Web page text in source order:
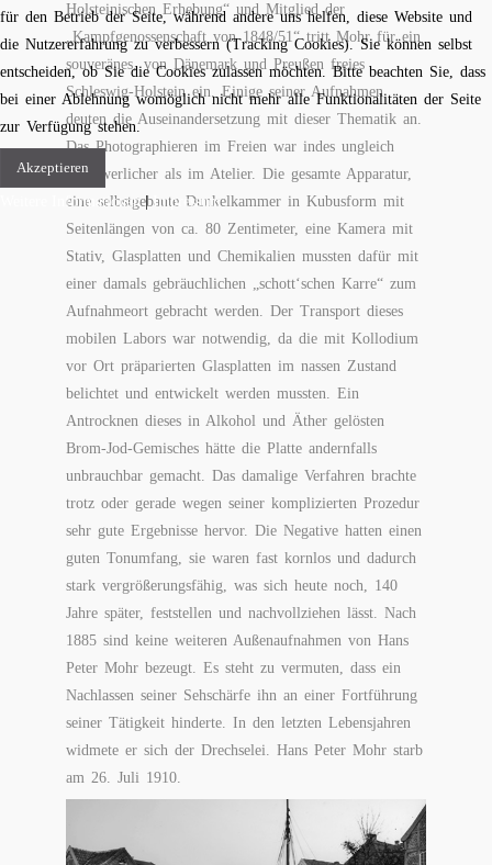
Holsteinischen Erhebung“ und Mitglied der
„Kampfgenossenschaft von 1848/51“ tritt Mohr für ein
souveränes, von Dänemark und Preußen freies
Schleswig-Holstein ein. Einige seiner Aufnahmen
deuten die Auseinandersetzung mit dieser Thematik an.
Das Photographieren im Freien war indes ungleich
beschwerlicher als im Atelier. Die gesamte Apparatur,
eine selbstgebaute Dunkelkammer in Kubusform mit
Seitenlängen von ca. 80 Zentimeter, eine Kamera mit
Stativ, Glasplatten und Chemikalien mussten dafür mit
einer damals gebräuchlichen „schott‘schen Karre“ zum
Aufnahmeort gebracht werden. Der Transport dieses
mobilen Labors war notwendig, da die mit Kollodium
vor Ort präparierten Glasplatten im nassen Zustand
belichtet und entwickelt werden mussten. Ein
Antrocknen dieses in Alkohol und Äther gelösten
Brom-Jod-Gemisches hätte die Platte andernfalls
unbrauchbar gemacht. Das damalige Verfahren brachte
trotz oder gerade wegen seiner komplizierten Prozedur
sehr gute Ergebnisse hervor. Die Negative hatten einen
guten Tonumfang, sie waren fast kornlos und dadurch
stark vergrößerungsfähig, was sich heute noch, 140
Jahre später, feststellen und nachvollziehen lässt. Nach
1885 sind keine weiteren Außenaufnahmen von Hans
Peter Mohr bezeugt. Es steht zu vermuten, dass ein
Nachlassen seiner Sehschärfe ihn an einer Fortführung
seiner Tätigkeit hinderte. In den letzten Lebensjahren
widmete er sich der Drechselei. Hans Peter Mohr starb
am 26. Juli 1910.
für den Betrieb der Seite, während andere uns helfen, diese Website und
die Nutzererfahrung zu verbessern (Tracking Cookies). Sie können selbst
entscheiden, ob Sie die Cookies zulassen möchten. Bitte beachten Sie, dass
bei einer Ablehnung womöglich nicht mehr alle Funktionalitäten der Seite
zur Verfügung stehen.
Akzeptieren
Weitere Informationen|Impressum